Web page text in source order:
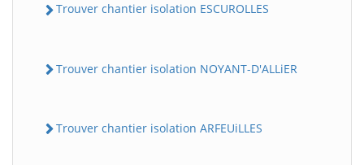
Trouver chantier isolation ESCUROLLES
Trouver chantier isolation NOYANT-D'ALLiER
Trouver chantier isolation ARFEUiLLES